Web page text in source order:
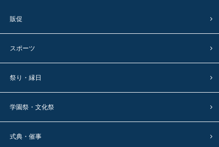
販促
スポーツ
祭り・縁日
学園祭・文化祭
式典・催事